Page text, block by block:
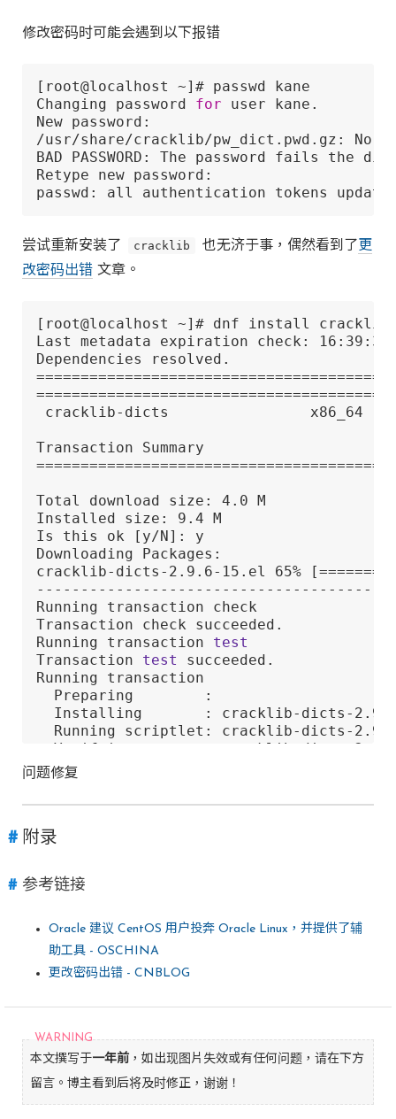
修改密码时可能会遇到以下报错
[root@localhost ~]# passwd kane
Changing password for user kane.
New password:
/usr/share/cracklib/pw_dict.pwd.gz: No
BAD PASSWORD: The password fails
Retype new password:
passwd: all authentication tokens
尝试重新安装了 cracklib 也无济于事，偶然看到了 更
改密码出错 文章。
[root@localhost ~]# dnf install
Last metadata expiration check: 16:39:33
Dependencies resolved.
cracklib-dicts                x86_64
Transaction Summary
Total download size: 4.0 M
Installed size: 9.4 M
Is this ok [y/N]: y
Downloading Packages:
cracklib-dicts-2.9.6-15.el 65%
Running transaction check
Transaction check succeeded.
Running transaction test
Transaction test
succeeded.
Running transaction
Preparing        :
Installing       : cracklib-dicts-
Running scriptlet: cracklib-dicts-
Verifying        : cracklib-dicts-
Installed:
  cracklib-dicts-2.9.6-15.el8.x86_64
Complete!
-rw-r--r--. 1 root root 9047901 May 11
问题修复
附录
参考链接
Oracle 建议 CentOS 用户投奔 Oracle Linux，并提供了辅
助工具 - OSCHINA
更改密码出错 - CNBLOG
本文撰写于一年前 ，如出现图片失效或有任何问题，请在下方
留言。博主看到后将及时修正，谢谢！